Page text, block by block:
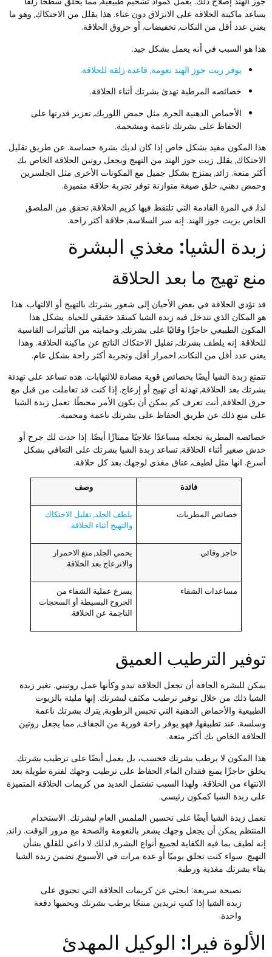
ماكينة الحلاقة على الانزلاق دون عناء. هذا يقلل من الاحتكاك, وهو ما
عدد أقل من النكات, تخفيضات, أو حروق الحلاقة.
هو السبب في أنه يعمل بشكل جيد:
يوفر زيت جوز الهند نعومة, قاعدة زلقة للحلاقة.
خصائصه المرطبة تهدئ بشرتك أثناء الحلاقة.
الأحماض الدهنية الحرة, مثل حمض اللوريك, تعزيز قدرتها على
الحفاظ على بشرتك ناعمة ومشحمة.
المكون مفيد بشكل خاص إذا كان لديك بشرة حساسة. عن طريق تقليل
يقلل زيت جوز الهند من التهيج ويجعل روتين الحلاقة الخاص بك
متعة. زائد, يمتزج بشكل جميل مع المكونات الأخرى مثل الجلسرين
دهني, خلق صيغة متوازنة توفر تجربة حلاقة متميزة.
في المرة القادمة التي تلتقط فيها كريم الحلاقة, تحقق من الملصق
بزيت جوز الهند. إنه سر السلاسة, حلاقة أكثر راحة.
الشيا: مغذي البشرة
تهيج ما بعد الحلاقة
تؤدي الحلاقة في بعض الأحيان إلى شعور بشرتك بالتهيج أو الالتهاب. هذا
المكان الذي تتدخل فيه زبدة الشيا كمنقذ حقيقي للحياة. يشكل هذا
الطبيعي حاجزًا وقائيًا على بشرتك, وحمايته من التأثيرات القاسية
إنه يلطف بشرتك, تقليل الاحتكاك الناتج عن ماكينة الحلاقة. وهذا
عدد أقل من النكات, احمرار أقل, وتجربة أكثر راحة بشكل عام.
زبدة الشيا أيضًا بخصائص قوية مضادة للالتهابات. هذه تساعد على تهدئة
بعد الحلاقة, تهدئة أي تهيج أو إزعاج. إذا كنت قد تعاملت من قبل مع
الحلاقة, أنت تعرف كم يمكن أن يكون الأمر محبطًا. تعمل زبدة الشيا
منع ذلك عن طريق الحفاظ على بشرتك ناعمة ومحمية.
المطرية تجعله مساعدًا علاجيًا ممتازًا أيضًا. إذا حدث لك جرح أو
صغير أثناء الحلاقة, تساعد زبدة الشيا بشرتك على التعافي بشكل
انها مثل لطيف, عناق مغذي لوجهك بعد كل حلاقة.
فائدة وصف
خصائص المطريات
يلطف الجلد, تقليل الاحتكاك
والتهيج أثناء الحلاقة.
حاجز وقائي
يحمي الجلد, منع الاحمرار
والانزعاج بعد الحلاقة.
مساعدات الشفاء
يسرع عملية الشفاء من
الجروح البسيطة أو السحجات
الناجمة عن الحلاقة.
الترطيب العميق
للبشرة الجافة أن تجعل الحلاقة تبدو وكأنها عمل روتيني. تغير زبدة
ذلك من خلال توفير ترطيب مكثف لبشرتك. إنها مليئة بالزيوت
والأحماض الدهنية التي تحبس الرطوبة, يترك بشرتك ناعمة
عند تطبيقها, فهو يوفر راحة فورية من الجفاف, مما يجعل روتين
الخاص بك أكثر متعة.
المكون لا يرطب بشرتك فحسب، بل يعمل أيضًا على ترطيب بشرتك.
حاجزًا يمنع فقدان الماء, الحفاظ على ترطيب وجهك لفترة طويلة بعد
من الحلاقة. ولهذا السبب تشتمل العديد من كريمات الحلاقة المتميزة
زبدة الشيا كمكون رئيسي.
زبدة الشيا أيضًا على تحسين الملمس العام لبشرتك. الاستخدام
يمكن أن يجعل وجهك يشعر بالنعومة والصحة مع مرور الوقت. زائد,
لطيف بما فيه الكفاية لجميع أنواع البشرة, لذلك لا داعي للقلق بشأن
سواء كنت تحلق يوميًا أو عدة مرات في الأسبوع, تضمن زبدة الشيا
بشرتك مغذية ورطبة.
نصيحة سريعة:ابحثي عن كريمات الحلاقة التي تحتوي على
زبدة الشيا إذا كنتِ تريدين منتجًا يرطب بشرتك ويحميها دفعة
واحدة.
فيرا: الوكيل المهدئ